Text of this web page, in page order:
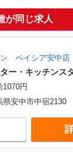
が同じ求人
ン ベイシア安中店
ー・キッチンス
1070円
県安中市中宿2130